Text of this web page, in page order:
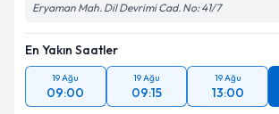
Eryaman Mah. Dil Devrimi Cad. No: 41/7
En Yakın Saatler
19 Ağu
09:00
19 Ağu
09:15
19 Ağu
13:00